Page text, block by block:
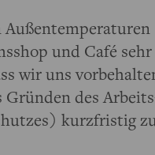
Außentemperaturen
und Café sehr
wir uns
Gründen des
kurzfristig